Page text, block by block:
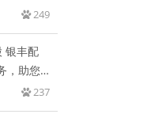
249
银丰配
，助您轻
237